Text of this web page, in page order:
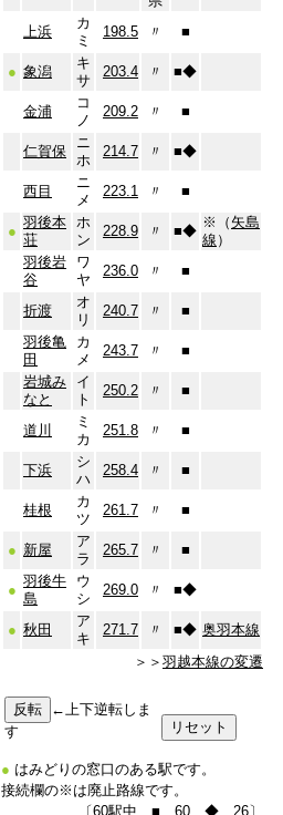
上浜
カ
ミ
198.5 〃 ■
● 象潟
キ
サ
203.4 〃 ■◆
金浦
コ
ノ
209.2 〃 ■
仁賀保
ニ
ホ
214.7 〃 ■◆
西目
ニ
メ
223.1 〃 ■
●
羽後本
荘
ホ
ン
228.9 〃 ■◆
※（ 矢島
線 ）
羽後岩
谷
ワ
ヤ
236.0 〃 ■
折渡
オ
リ
240.7 〃
■
羽後亀
田
カ
メ
243.7 〃
■
岩城み
なと
イ
ト
250.2 〃 ■
道川
ミ
カ
251.8 〃 ■
下浜
シ
ハ
258.4 〃 ■
桂根
カ
ツ
261.7 〃 ■
● 新屋
ア
ラ
265.7 〃 ■
●
羽後牛
島
ウ
シ
269.0 〃 ■◆
● 秋田
ア
キ
271.7 〃 ■◆ 奥羽本線
＞＞ 羽越本線の変遷
←上下逆転しま
す
● はみどりの窓口のある駅です。
接続欄の※は廃止路線です。
〔60駅中 ■…60 ◆…26〕